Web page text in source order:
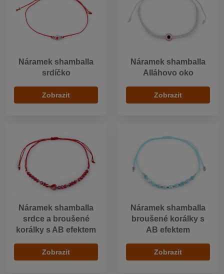
Náramek shamballa
srdíčko
Zobrazit
Náramek shamballa
Alláhovo oko
Zobrazit
Náramek shamballa
srdce a broušené
korálky s AB efektem
Zobrazit
Náramek shamballa
broušené korálky s
AB efektem
Zobrazit